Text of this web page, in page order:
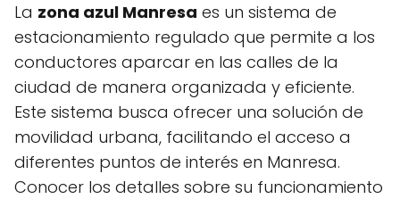
La zona azul Manresa es un sistema de
estacionamiento regulado que permite a los
conductores aparcar en las calles de la
ciudad de manera organizada y eficiente.
Este sistema busca ofrecer una solución de
movilidad urbana, facilitando el acceso a
diferentes puntos de interés en Manresa.
Conocer los detalles sobre su funcionamiento